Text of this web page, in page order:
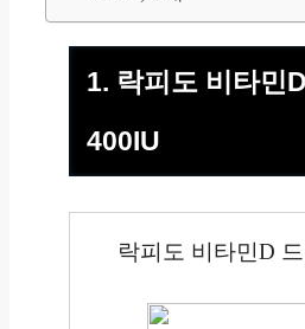
1. 락피도 비타민
400IU
락피도 비타민D